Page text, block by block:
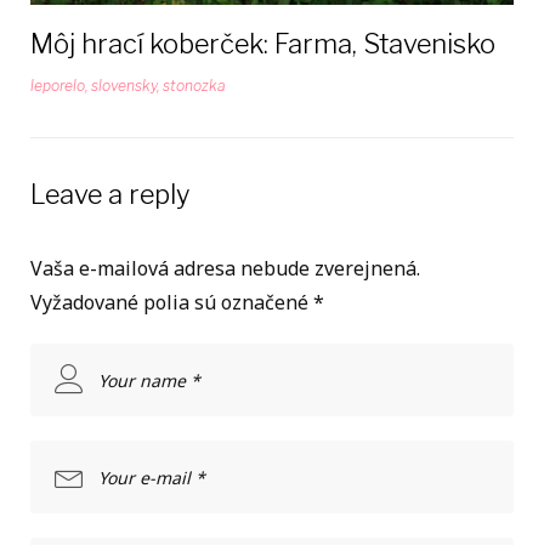
Môj hrací koberček: Farma, Stavenisko
leporelo, slovensky, stonozka
Leave a reply
Vaša e-mailová adresa nebude zverejnená.
Vyžadované polia sú označené*